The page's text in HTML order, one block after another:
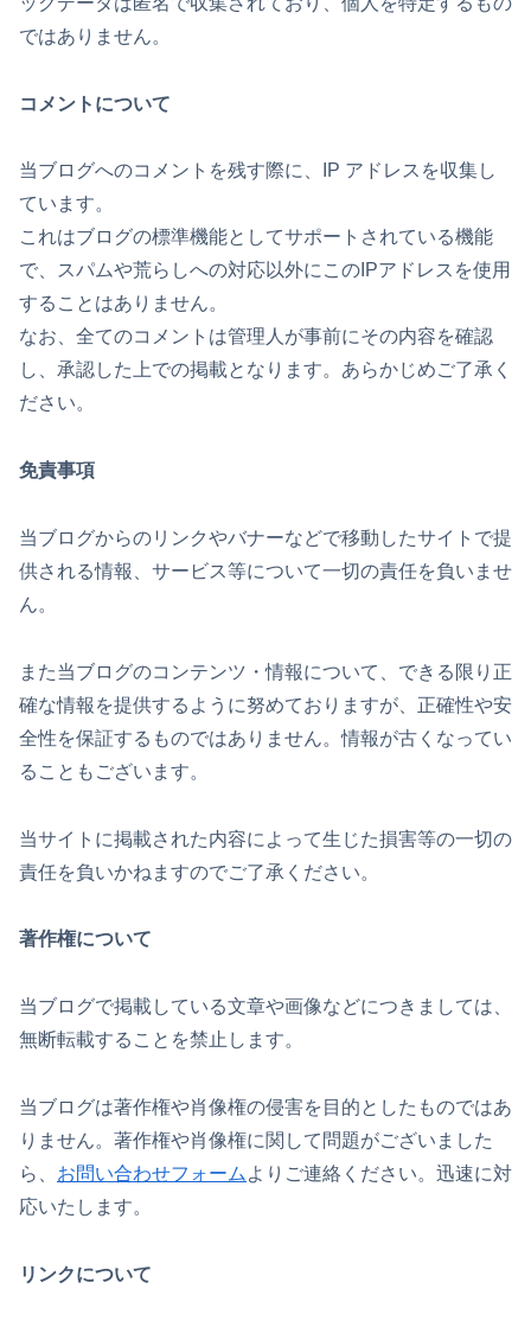
ではありません。
コメントについて
当ブログへのコメントを残す際に、IP アドレスを収集し
ています。
これはブログの標準機能としてサポートされている機能
で、スパムや荒らしへの対応以外にこのIPアドレスを使用
することはありません。
なお、全てのコメントは管理人が事前にその内容を確認
し、承認した上での掲載となります。あらかじめご了承く
ださい。
免責事項
当ブログからのリンクやバナーなどで移動したサイトで提
供される情報、サービス等について一切の責任を負いませ
ん。
また当ブログのコンテンツ・情報について、できる限り正
確な情報を提供するように努めておりますが、正確性や安
全性を保証するものではありません。情報が古くなってい
ることもございます。
当サイトに掲載された内容によって生じた損害等の一切の
責任を負いかねますのでご了承ください。
著作権について
当ブログで掲載している文章や画像などにつきましては、
無断転載することを禁止します。
当ブログは著作権や肖像権の侵害を目的としたものではあ
りません。著作権や肖像権に関して問題がございました
ら、 お問い合わせフォーム よりご連絡ください。迅速に対
応いたします。
リンクについて